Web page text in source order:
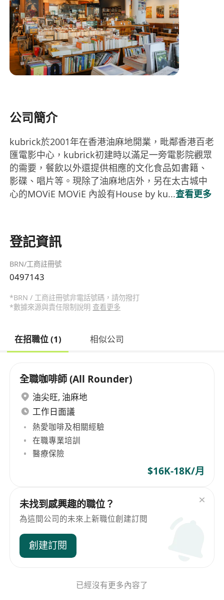
公司簡介
kubrick於2001年在香港油麻地開業，毗鄰香港百老
匯電影中心，kubrick初建時以滿足一旁電影院觀眾
的需要，餐飲以外還提供相應的文化食品如書籍、
影碟、唱片等。現除了油麻地店外，另在太古城中
心的MOViE MOViE 內設有House by ku...查看更多
登記資訊
BRN/工商註冊號
0497143
*BRN / 工商註冊號非電話號碼，請勿撥打
*數據來源與責任限制說明 查看更多
在招職位 (1) 相似公司
全職咖啡師 (All Rounder)
油尖旺, 油麻地
工作日面議
熱愛咖啡及相關經驗
在職專業培訓
醫療保險
$16K-18K/月
未找到感興趣的職位？
為這間公司的未來上新職位創建訂閱
創建訂閱
已經沒有更多內容了